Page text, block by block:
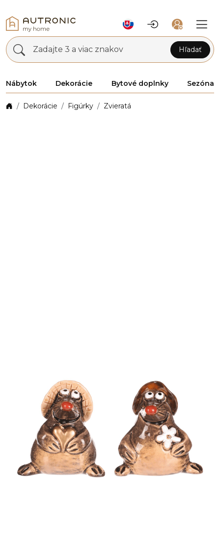
Zadajte 3 a viac znakov Hľadať
Nábytok Dekorácie Bytové doplnky Sezóna
Dekorácie Figúrky Zvieratá